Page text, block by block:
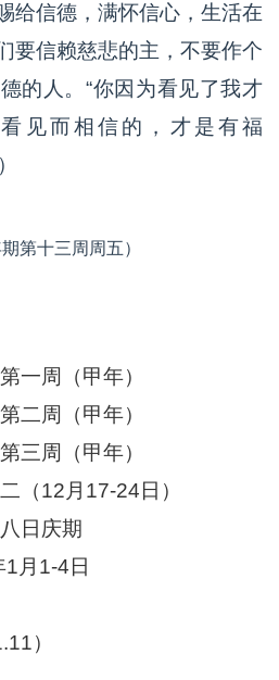
给信德，满怀信心，生活在
要信赖慈悲的主，不要作个
的人。“你因为看见了我才
见而相信的，才是有福
第十三周周五）
一周（甲年）
二周（甲年）
三周（甲年）
（12月17-24日）
日庆期
月1-4日
）